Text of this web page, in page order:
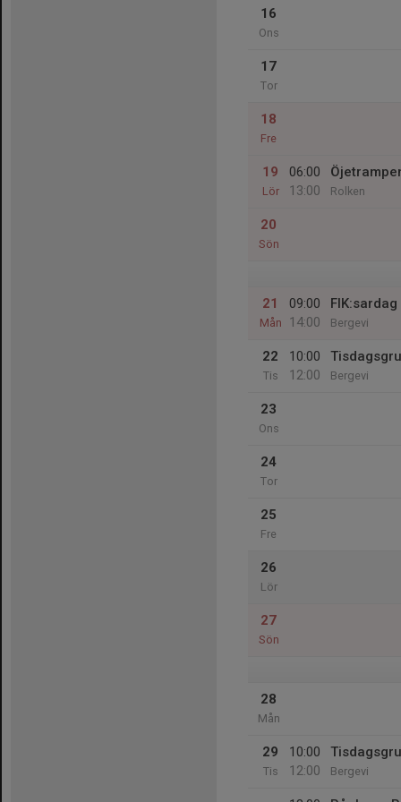
16
Ons
17
Tor
18
Fre
19
Lör
06:00
13:00
Rolken
20
Sön
21
Mån
09:00
14:00
FIK:sardag
Bergevi
22
Tis
10:00
12:00
Bergevi
23
Ons
24
Tor
25
Fre
26
Lör
27
Sön
28
Mån
29
Tis
10:00
12:00
Bergevi